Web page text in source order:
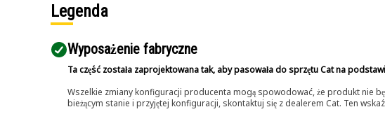
Legenda
Wyposażenie fabryczne
Ta część została zaprojektowana tak, aby pasowała do sprzętu Cat na
Wszelkie zmiany konfiguracji producenta mogą spowodować, że produkt nie
bieżącym stanie i przyjętej konfiguracji, skontaktuj się z dealerem Cat. Ten